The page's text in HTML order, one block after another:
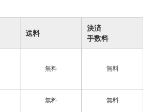
送料
決済
手数料
無料 無料
無料 無料